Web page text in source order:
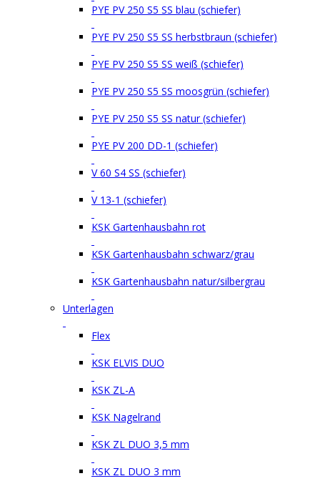
PYE PV 250 S5 SS blau (schiefer)
PYE PV 250 S5 SS herbstbraun (schiefer)
PYE PV 250 S5 SS weiß (schiefer)
PYE PV 250 S5 SS moosgrün (schiefer)
PYE PV 250 S5 SS natur (schiefer)
PYE PV 200 DD-1 (schiefer)
V 60 S4 SS (schiefer)
V 13-1 (schiefer)
KSK Gartenhausbahn rot
KSK Gartenhausbahn schwarz/grau
KSK Gartenhausbahn natur/silbergrau
Unterlagen
Flex
KSK ELVIS DUO
KSK ZL-A
KSK Nagelrand
KSK ZL DUO 3,5 mm
KSK ZL DUO 3 mm